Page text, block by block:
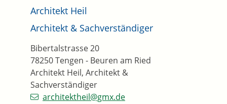
Architekt Heil
Architekt & Sachverständiger
Architekt Heil, Architekt &
Sachverständiger
Bibertalstrasse 20
78250Tengen - Beuren am Ried
architektheil@gmx.de